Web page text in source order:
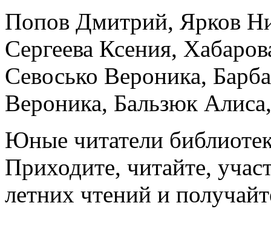
Попов Дмитрий, Ярков
Сергеева Ксения,
Севосько Вероника,
Вероника, Бальзюк
Юные читатели
Приходите, читайте,
летних чтений и